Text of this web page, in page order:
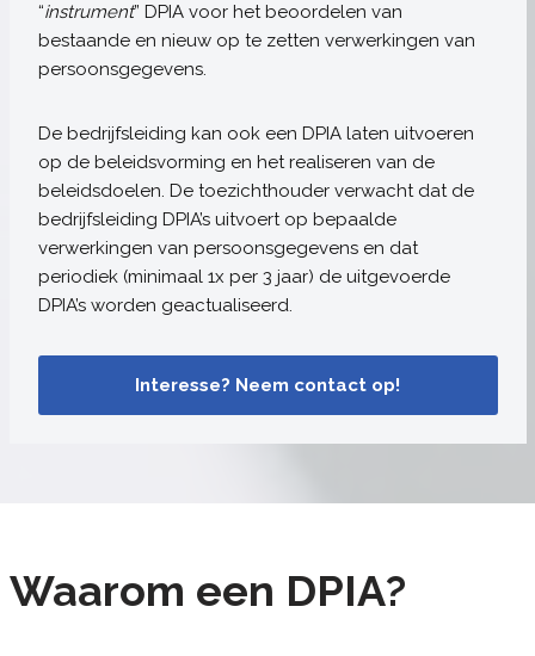
“instrument” DPIA voor het beoordelen van
bestaande en nieuw op te zetten verwerkingen van
persoonsgegevens.
De bedrijfsleiding kan ook een DPIA laten uitvoeren
op de beleidsvorming en het realiseren van de
beleidsdoelen. De toezichthouder verwacht dat de
bedrijfsleiding DPIA’s uitvoert op bepaalde
verwerkingen van persoonsgegevens en dat
periodiek (minimaal 1x per 3 jaar) de uitgevoerde
DPIA’s worden geactualiseerd.
Interesse? Neem contact op!
Waarom een DPIA?